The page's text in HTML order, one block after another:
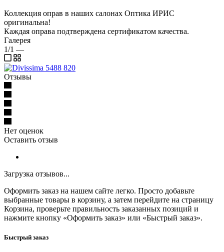
Коллекция оправ в наших салонах Оптика ИРИС
оригинальна!
Каждая оправа подтверждена сертификатом качества.
Галерея
1/1 —
Отзывы
Нет оценок
Оставить отзыв
Загрузка отзывов...
Оформить заказ на нашем сайте легко. Просто добавьте
выбранные товары в корзину, а затем перейдите на страницу
Корзина, проверьте правильность заказанных позиций и
нажмите кнопку «Оформить заказ» или «Быстрый заказ».
Быстрый заказ